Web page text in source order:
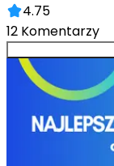
4.75
12 Komentarzy